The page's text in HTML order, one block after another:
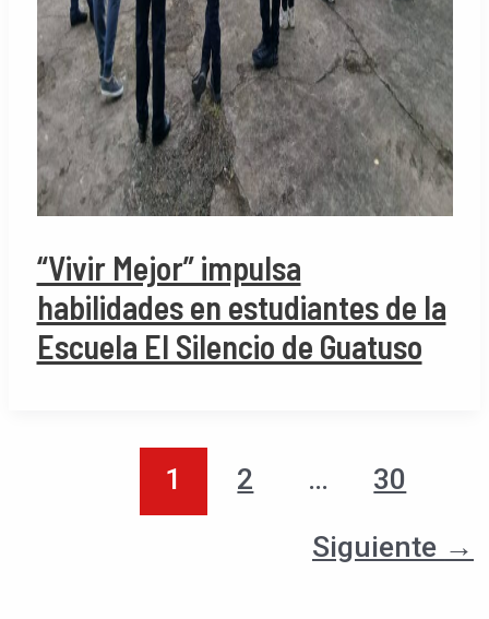
“Vivir Mejor” impulsa
habilidades en estudiantes de la
Escuela El Silencio de Guatuso
1 2 …
30
Siguiente →